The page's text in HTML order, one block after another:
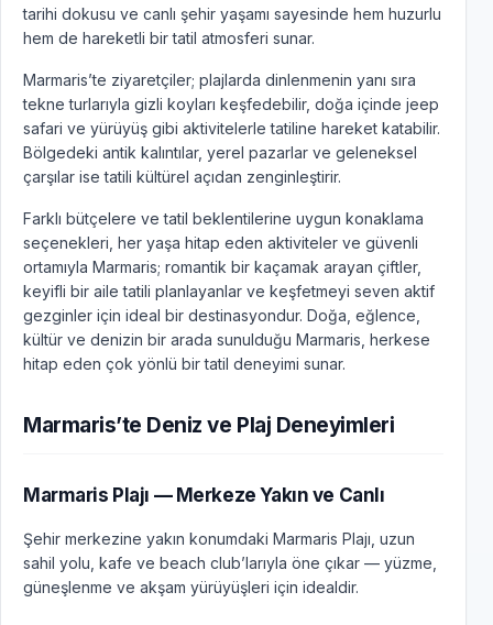
tarihi dokusu ve canlı şehir yaşamı sayesinde hem huzurlu
hem de hareketli bir tatil atmosferi sunar.
Marmaris’te ziyaretçiler; plajlarda dinlenmenin yanı sıra
tekne turlarıyla gizli koyları keşfedebilir, doğa içinde jeep
safari ve yürüyüş gibi aktivitelerle tatiline hareket katabilir.
Bölgedeki antik kalıntılar, yerel pazarlar ve geleneksel
çarşılar ise tatili kültürel açıdan zenginleştirir.
Farklı bütçelere ve tatil beklentilerine uygun konaklama
seçenekleri, her yaşa hitap eden aktiviteler ve güvenli
ortamıyla Marmaris; romantik bir kaçamak arayan çiftler,
keyifli bir aile tatili planlayanlar ve keşfetmeyi seven aktif
gezginler için ideal bir destinasyondur. Doğa, eğlence,
kültür ve denizin bir arada sunulduğu Marmaris, herkese
hitap eden çok yönlü bir tatil deneyimi sunar.
Marmaris’te Deniz ve Plaj Deneyimleri
Marmaris Plajı — Merkeze Yakın ve Canlı
Şehir merkezine yakın konumdaki Marmaris Plajı, uzun
sahil yolu, kafe ve beach club’larıyla öne çıkar — yüzme,
güneşlenme ve akşam yürüyüşleri için idealdir.